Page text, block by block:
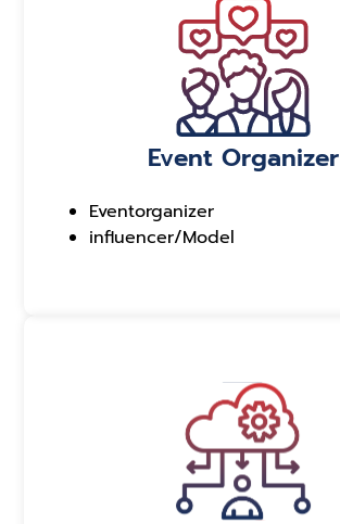
Event Organizer
Eventorganizer
influencer/Model